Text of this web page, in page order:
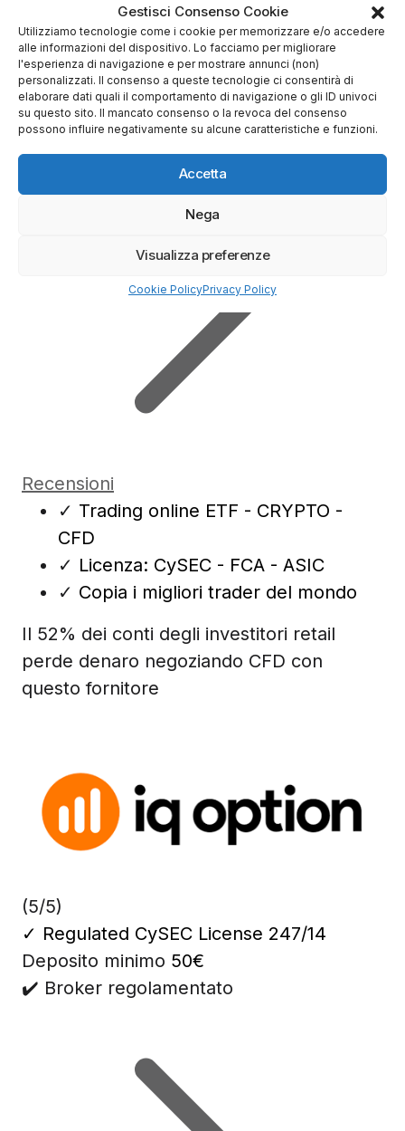
Gestisci Consenso Cookie
Utilizziamo tecnologie come i cookie per memorizzare e/o accedere
alle informazioni del dispositivo. Lo facciamo per migliorare
l'esperienza di navigazione e per mostrare annunci (non)
personalizzati. Il consenso a queste tecnologie ci consentirà di
elaborare dati quali il comportamento di navigazione o gli ID univoci
su questo sito. Il mancato consenso o la revoca del consenso
possono influire negativamente su alcune caratteristiche e funzioni.
Accetta
Nega
Visualizza preferenze
Cookie PolicyPrivacy Policy
Prova Demo Gratuita
Recensioni
✓ Trading online ETF - CRYPTO -
CFD
✓ Licenza: CySEC - FCA - ASIC
✓ Copia i migliori trader del mondo
Il 52% dei conti degli investitori retail
perde denaro negoziando CFD con
questo fornitore
(5/5)
✓ Regulated CySEC License 247/14
Deposito minimo 50€
✔️ Broker regolamentato